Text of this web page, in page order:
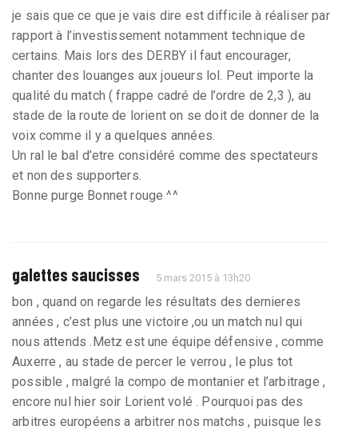
je sais que ce que je vais dire est difficile à réaliser par
rapport à l’investissement notamment technique de
certains. Mais lors des DERBY il faut encourager,
chanter des louanges aux joueurs lol. Peut importe la
qualité du match ( frappe cadré de l’ordre de 2,3 ), au
stade de la route de lorient on se doit de donner de la
voix comme il y a quelques années.
Un ral le bal d’etre considéré comme des spectateurs
et non des supporters.
Bonne purge Bonnet rouge ^^
galettes saucisses 5 mars 2015 à 13h20
bon , quand on regarde les résultats des dernieres
années , c’est plus une victoire ,ou un match nul qui
nous attends .Metz est une équipe défensive , comme
Auxerre , au stade de percer le verrou , le plus tot
possible , malgré la compo de montanier et l’arbitrage ,
encore nul hier soir Lorient volé . Pourquoi pas des
arbitres européens a arbitrer nos matchs , puisque les